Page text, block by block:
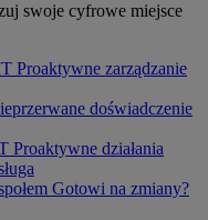
swoje cyfrowe miejsce
Proaktywne zarządzanie
doświadczenie
Proaktywne działania
Gotowi na zmiany?